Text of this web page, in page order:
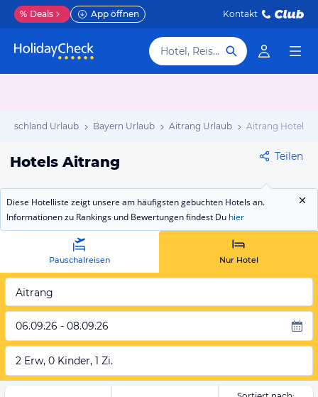
% Deals App öffnen Kontakt
Hotel, Reiseziel
Urlaub Bayern Urlaub Aitrang Urlaub Aitrang Hotels
Hotels Aitrang Teilen
Diese Hotelliste zeigt unsere am häufigsten gebuchten Hotels an.
Informationen zu Rankings und Bewertungen findest Du hier
Pauschalreisen Nur Hotel
Aitrang
06.09.26 - 08.09.26
2 Erw, 0 Kinder, 1 Zi.